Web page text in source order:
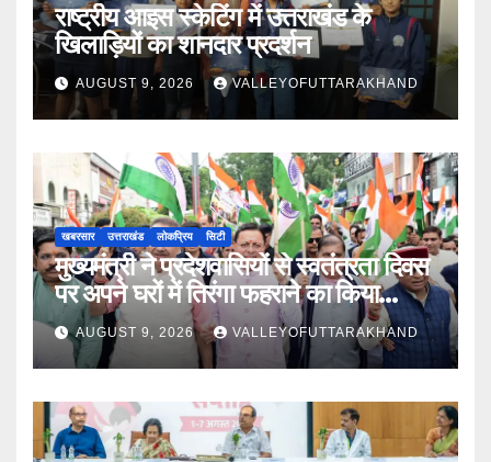
राष्ट्रीय आइस स्केटिंग में उत्तराखंड के
खिलाड़ियों का शानदार प्रदर्शन
AUGUST 9, 2026 VALLEYOFUTTARAKHAND
खबरसार उत्तराखंड लोकप्रिय सिटी
मुख्यमंत्री ने प्रदेशवासियों से स्वतंत्रता दिवस
पर अपने घरों में तिरंगा फहराने का किया
आवाह्न
AUGUST 9, 2026 VALLEYOFUTTARAKHAND